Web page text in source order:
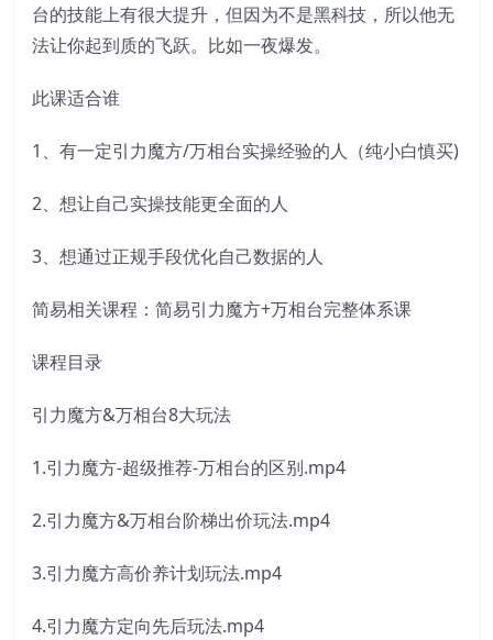
台的技能上有很大提升，但因为不是黑科技，所以他无
法让你起到质的飞跃。比如一夜爆发。
此课适合谁
1、有一定引力魔方/万相台实操经验的人（纯小白慎买)
2、想让自己实操技能更全面的人
3、想通过正规手段优化自己数据的人
简易相关课程：简易引力魔方+万相台完整体系课
课程目录
引力魔方&万相台8大玩法
1.引力魔方-超级推荐-万相台的区别.mp4
2.引力魔方&万相台阶梯出价玩法.mp4
3.引力魔方高价养计划玩法.mp4
4.引力魔方定向先后玩法.mp4